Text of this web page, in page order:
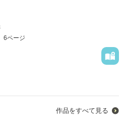
6ページ
作品をすべて見る